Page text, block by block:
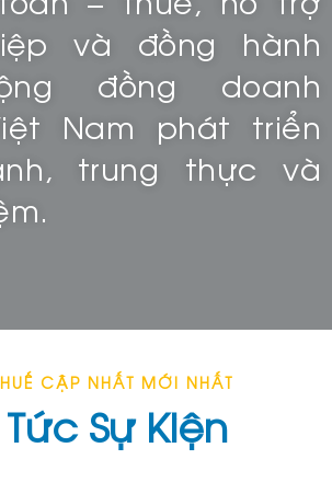
và đồng hành
đồng doanh
Nam phát triển
trung thực và
CẬP NHẤT MỚI NHẤT
Tức Sự Kiện